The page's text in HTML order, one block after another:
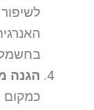
הגנה
כמקום